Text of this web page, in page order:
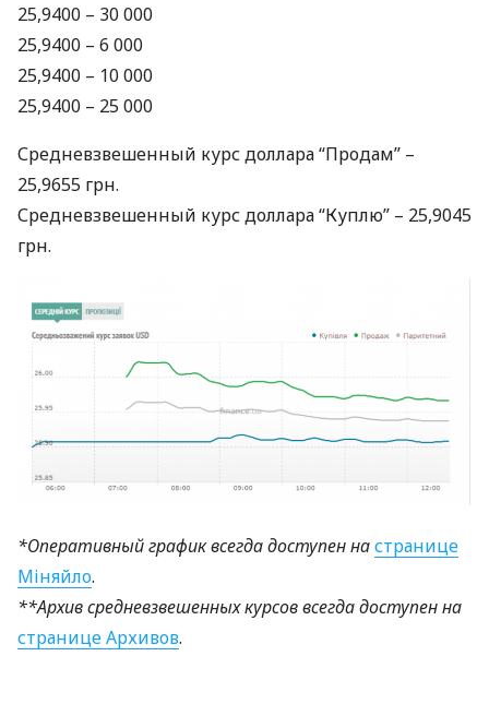
25,9400 – 30 000
25,9400 – 6 000
25,9400 – 10 000
25,9400 – 25 000
Средневзвешенный курс доллара “Продам” –
25,9655 грн.
Средневзвешенный курс доллара “Куплю” – 25,9045
грн.
*Оперативный график всегда доступен настранице
Міняйло.
**Архив средневзвешенных курсов всегда доступен на
странице Архивов.